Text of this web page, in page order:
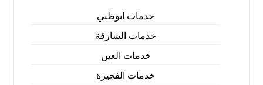
خدمات ابوظبي
خدمات الشارقة
خدمات العين
خدمات الفجيرة